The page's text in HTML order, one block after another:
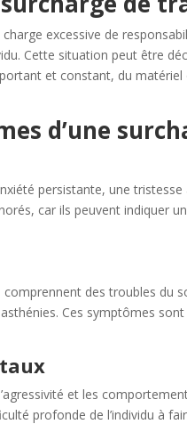
excessive de
Cette situation peut être
et constant, du
d’une
persistante, une
car ils peuvent indiquer
des troubles du
Ces symptômes
et les
profonde de l’individu à